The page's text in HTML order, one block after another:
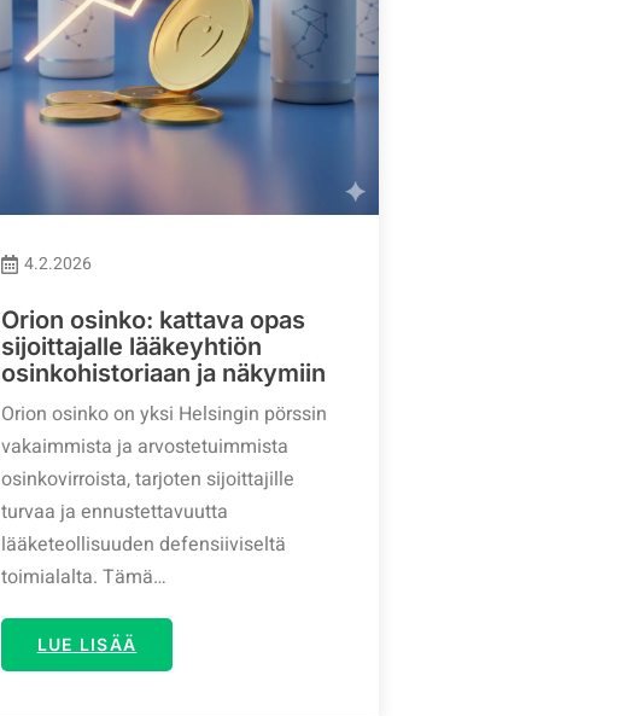
4.2.2026
Orion osinko: kattava opas
sijoittajalle lääkeyhtiön
osinkohistoriaan ja näkymiin
Orion osinko on yksi Helsingin pörssin
vakaimmista ja arvostetuimmista
osinkovirroista, tarjoten sijoittajille
turvaa ja ennustettavuutta
lääketeollisuuden defensiiviseltä
toimialalta. Tämä…
LUE LISÄÄ